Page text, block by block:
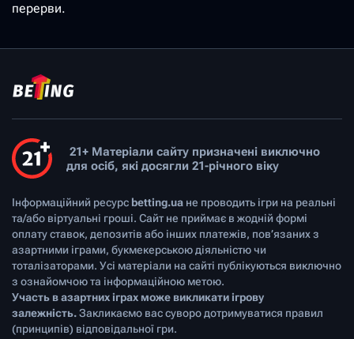
перерви.
21+ Матеріали сайту призначені виключно
для осіб, які досягли 21-річного віку
Інформаційний ресурс betting.ua не проводить ігри на реальні
та/або віртуальні гроші. Сайт не приймає в жодній формі
оплату ставок, депозитів або інших платежів, пов’язаних з
азартними іграми, букмекерською діяльністю чи
тоталізаторами. Усі матеріали на сайті публікуються виключно
з ознайомчою та інформаційною метою.
Участь в азартних іграх може викликати ігрову
залежність.Закликаємо вас суворо дотримуватися правил
(принципів) відповідальної гри.